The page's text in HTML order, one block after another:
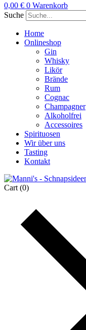
0,00 € 0 Warenkorb
Suche
Home
Onlineshop
Gin
Whisky
Likör
Brände
Rum
Cognac
Champagner
Alkoholfrei
Accessoires
Spirituosen
Wir über uns
Tasting
Kontakt
Cart (0)